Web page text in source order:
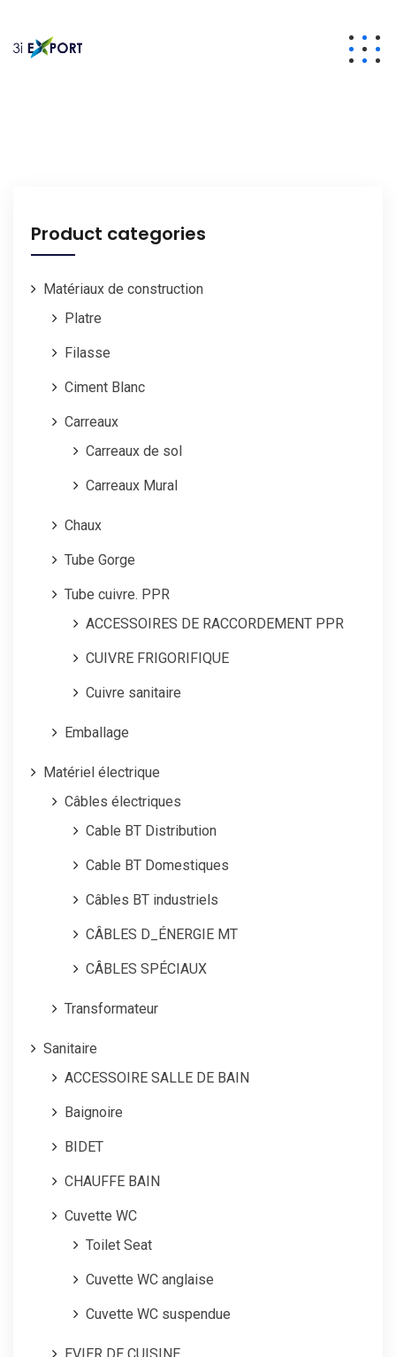
Product categories
Matériaux de construction
Platre
Filasse
Ciment Blanc
Carreaux
Carreaux de sol
Carreaux Mural
Chaux
Tube Gorge
Tube cuivre. PPR
ACCESSOIRES DE RACCORDEMENT PPR
CUIVRE FRIGORIFIQUE
Cuivre sanitaire
Emballage
Matériel électrique
Câbles électriques
Cable BT Distribution
Cable BT Domestiques
Câbles BT industriels
CÂBLES D_ÉNERGIE MT
CÂBLES SPÉCIAUX
Transformateur
Sanitaire
ACCESSOIRE SALLE DE BAIN
Baignoire
BIDET
CHAUFFE BAIN
Cuvette WC
Toilet Seat
Cuvette WC anglaise
Cuvette WC suspendue